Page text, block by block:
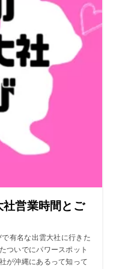
営業時間とご
で有名な出雲大社に行きた
ついでにパワースポット
が沖縄にあるって知って